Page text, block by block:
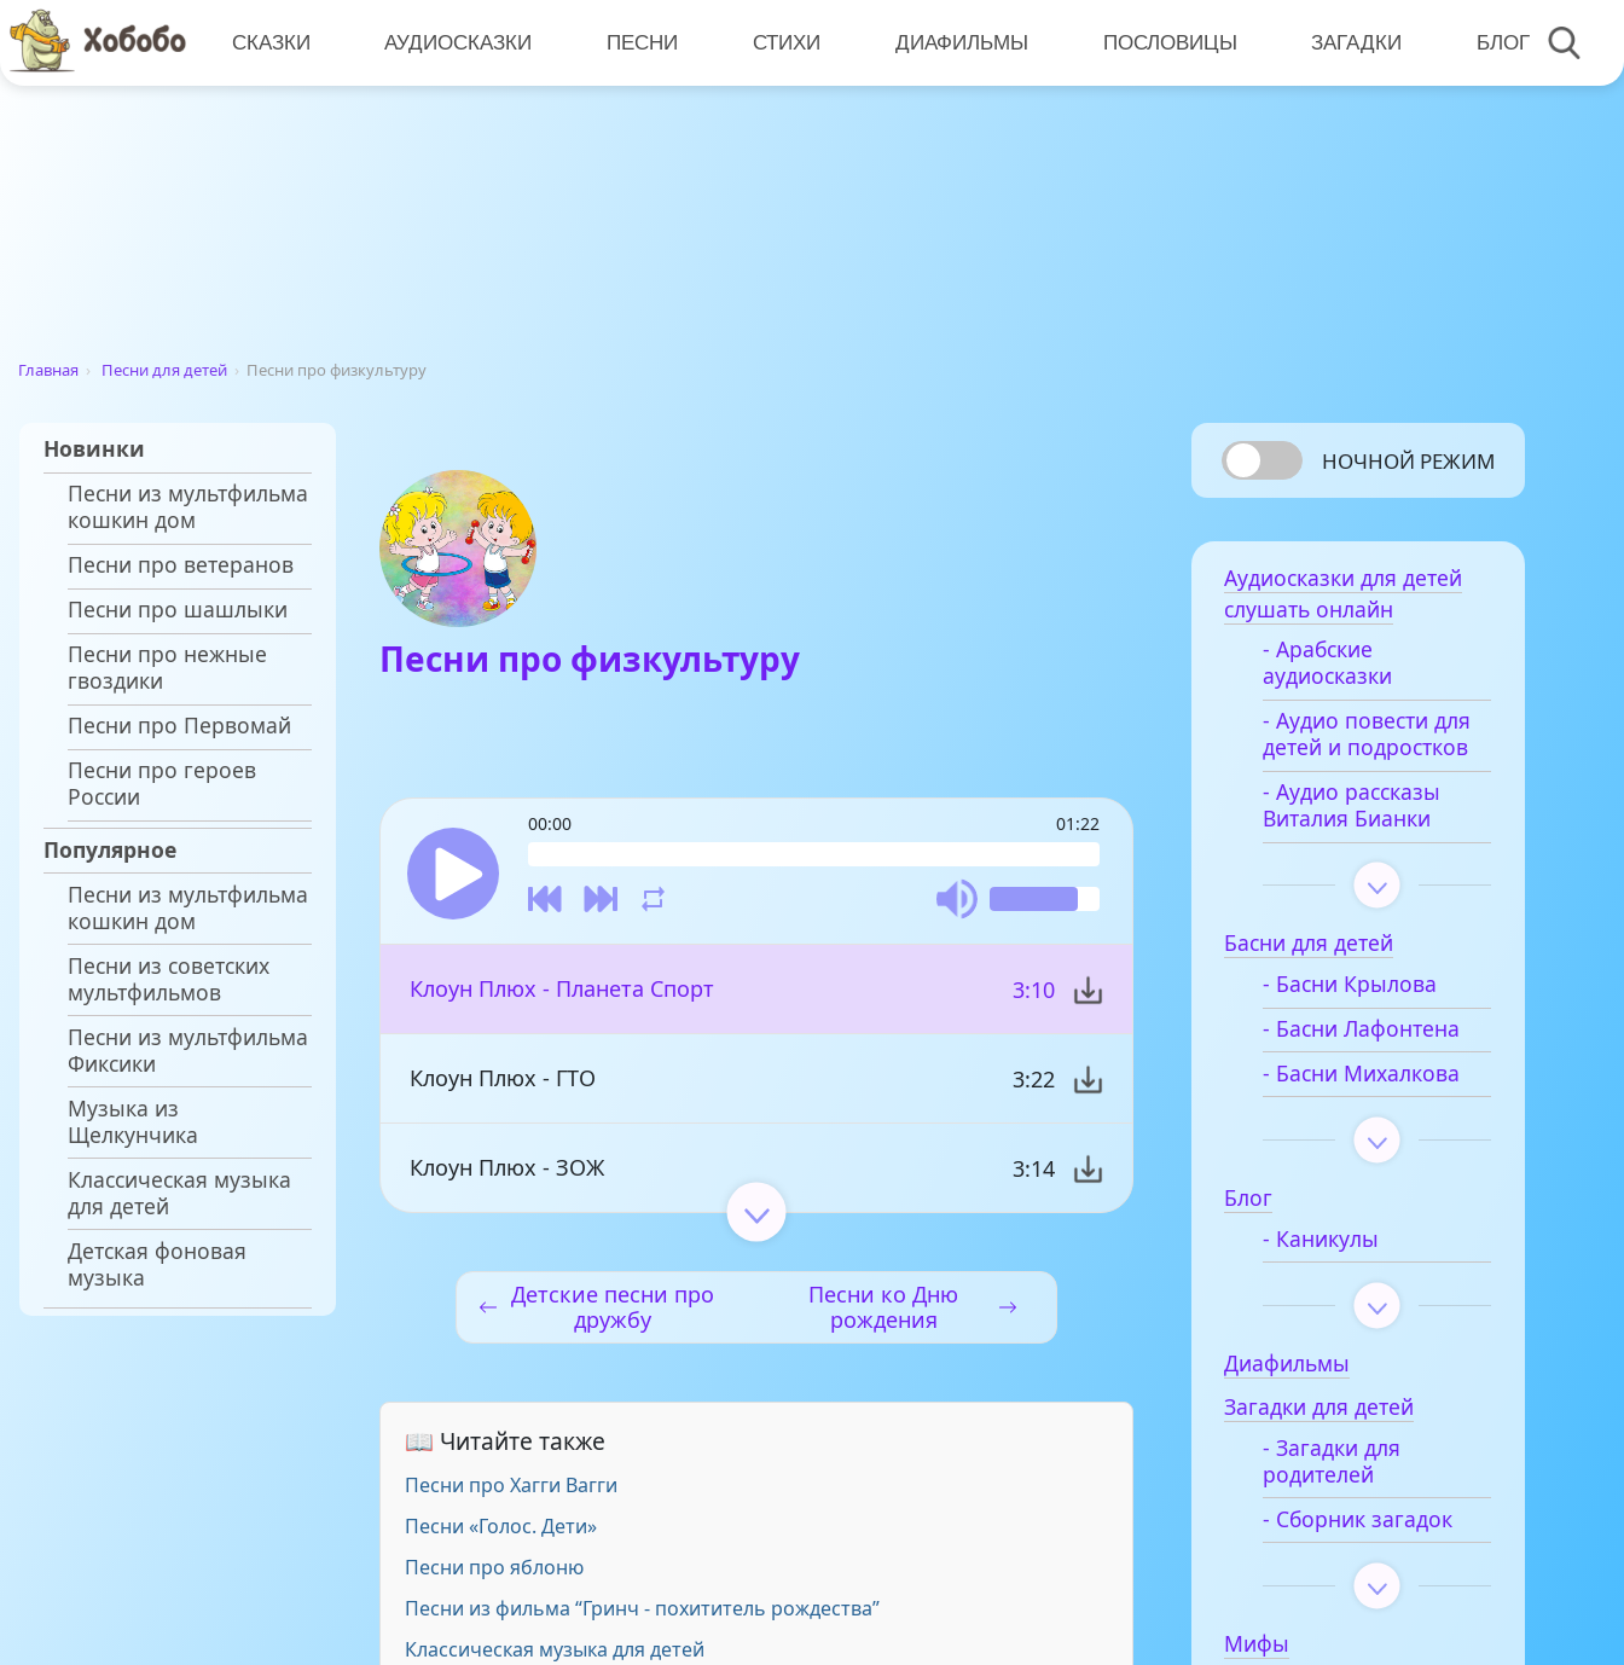
СКАЗКИ АУДИОСКАЗКИ ПЕСНИ СТИХИ ДИАФИЛЬМЫ ПОСЛОВИЦЫ ЗАГАДКИ БЛОГ
Главная › Песни для детей › Песни про физкультуру
Новинки
Песни из мультфильма
кошкин дом
Песни про ветеранов
Песни про шашлыки
Песни про нежные
гвоздики
Песни про Первомай
Песни про героев
России
Популярное
Песни из мультфильма
кошкин дом
Песни из советских
мультфильмов
Песни из мультфильма
Фиксики
Музыка из
Щелкунчика
Классическая музыка
для детей
Детская фоновая
музыка
Песни про физкультуру
00:00 01:22
Клоун Плюх - Планета Спорт 3:10
Клоун Плюх - ГТО 3:22
Клоун Плюх - ЗОЖ 3:14
Клоун Плюх - Мы знаем, это трудно 1:22
Клоун Плюх - Движение - это жизнь
Клоун Плюх - Спортивные частушки
Детские песни про
дружбу
Песни ко Дню
рождения
📖 Читайте также
Песни про Хагги Вагги
Песни «Голос. Дети»
Песни про яблоню
Песни из фильма “Гринч - похититель рождества”
Классическая музыка для детей
НОЧНОЙ РЕЖИМ
Аудиосказки для детей
слушать онлайн
- Арабские
аудиосказки
- Аудио повести для
детей и подростков
- Аудио рассказы
Виталия Бианки
Басни для детей
- Басни Крылова
- Басни Лафонтена
- Басни Михалкова
Блог
- Каникулы
Диафильмы
Загадки для детей
- Загадки для
родителей
- Сборник загадок
Мифы